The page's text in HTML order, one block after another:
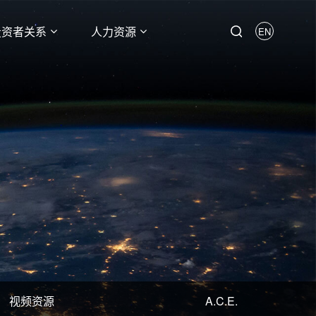
者关系 人力资源 EN
视频资源 A.C.E.